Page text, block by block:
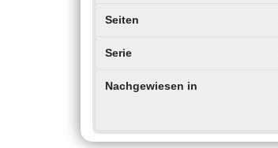
Seiten
Serie
Nachgewiesen in